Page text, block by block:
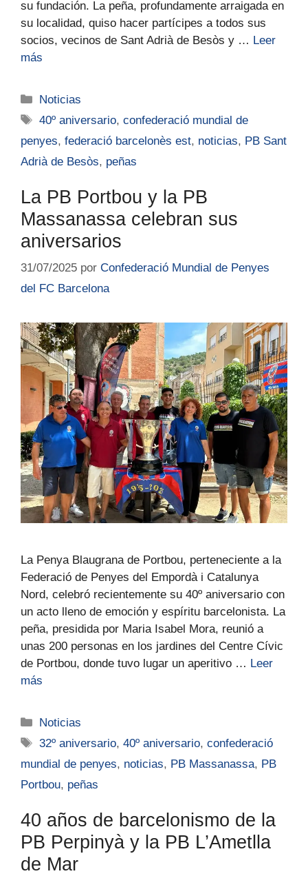
su fundación. La peña, profundamente arraigada en
su localidad, quiso hacer partícipes a todos sus
socios, vecinos de Sant Adrià de Besòs y … Leer
más
Noticias
40º aniversario,confederació mundial de
penyes, federació barcelonès est, noticias, PB Sant
Adrià de Besòs, peñas
La PB Portbou y la PB
Massanassa celebran sus
aniversarios
31/07/2025 por Confederació Mundial de Penyes
del FC Barcelona
La Penya Blaugrana de Portbou, perteneciente a la
Federació de Penyes del Empordà i Catalunya
Nord, celebró recientemente su 40º aniversario con
un acto lleno de emoción y espíritu barcelonista. La
peña, presidida por Maria Isabel Mora, reunió a
unas 200 personas en los jardines del Centre Cívic
de Portbou, donde tuvo lugar un aperitivo … Leer
más
Noticias
32º aniversario,40º aniversario,confederació
mundial de penyes, noticias, PB Massanassa, PB
Portbou, peñas
40 años de barcelonismo de la
PB Perpinyà y la PB L’Ametlla
de Mar